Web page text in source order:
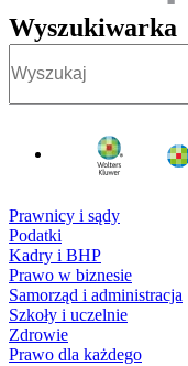
Wyszukiwarka
Prawnicy i sądy
Podatki
Kadry i BHP
Prawo w biznesie
Samorząd i administracja
Szkoły i uczelnie
Zdrowie
Prawo dla każdego